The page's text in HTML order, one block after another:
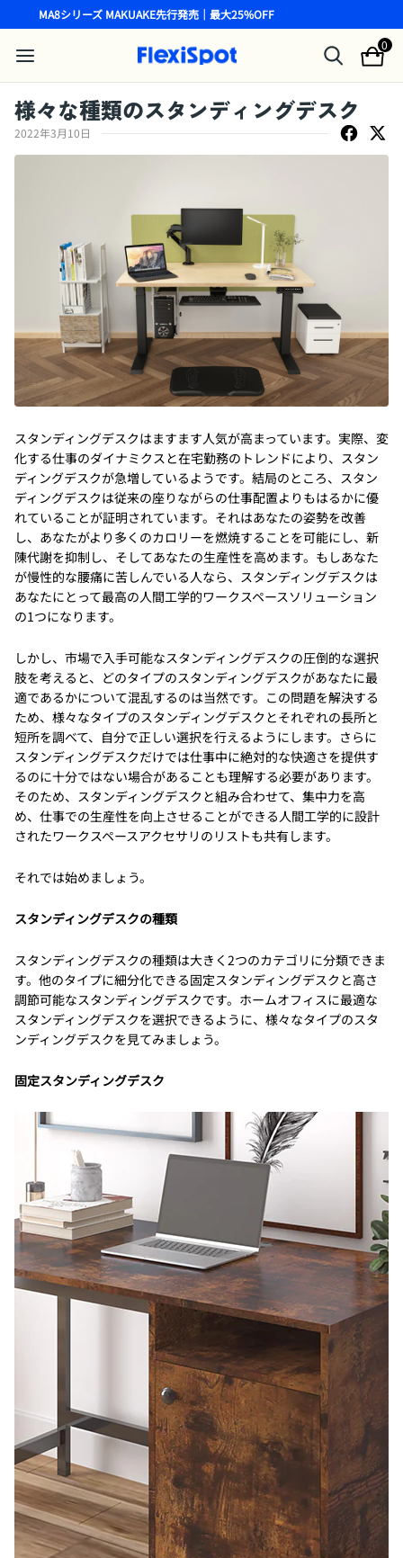
MA8シリーズ MAKUAKE先行発売｜最大25%OFF
0
様々な種類のスタンディングデスク
2022年3月10日
スタンディングデスクはますます人気が高まっています。実際、変
化する仕事のダイナミクスと在宅勤務のトレンドにより、スタン
ディングデスクが急増しているようです。結局のところ、スタン
ディングデスクは従来の座りながらの仕事配置よりもはるかに優
れていることが証明されています。それはあなたの姿勢を改善
し、あなたがより多くのカロリーを燃焼することを可能にし、新
陳代謝を抑制し、そしてあなたの生産性を高めます。もしあなた
が慢性的な腰痛に苦しんでいる人なら、スタンディングデスクは
あなたにとって最高の人間工学的ワークスペースソリューション
の1つになります。
しかし、市場で入手可能なスタンディングデスクの圧倒的な選択
肢を考えると、どのタイプのスタンディングデスクがあなたに最
適であるかについて混乱するのは当然です。この問題を解決する
ため、様々なタイプのスタンディングデスクとそれぞれの長所と
短所を調べて、自分で正しい選択を行えるようにします。さらに
スタンディングデスクだけでは仕事中に絶対的な快適さを提供す
るのに十分ではない場合があることも理解する必要があります。
そのため、スタンディングデスクと組み合わせて、集中力を高
め、仕事での生産性を向上させることができる人間工学的に設計
されたワークスペースアクセサリのリストも共有します。
それでは始めましょう。
スタンディングデスクの種類
スタンディングデスクの種類は大きく2つのカテゴリに分類できま
す。他のタイプに細分化できる固定スタンディングデスクと高さ
調節可能なスタンディングデスクです。ホームオフィスに最適な
スタンディングデスクを選択できるように、様々なタイプのスタ
ンディングデスクを見てみましょう。
固定スタンディングデスク